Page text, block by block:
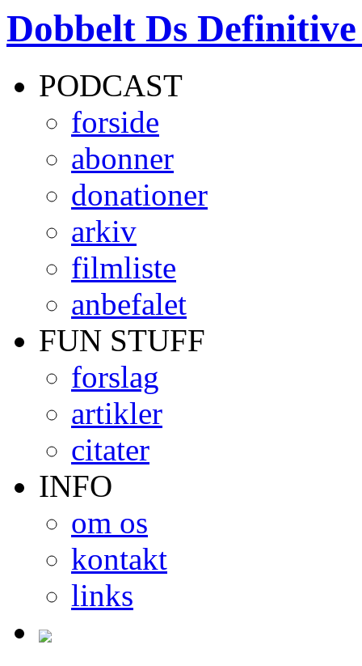
Dobbelt Ds
PODCAST
forside
abonner
donationer
arkiv
filmliste
anbefalet
FUN STUFF
forslag
artikler
citater
INFO
om os
kontakt
links